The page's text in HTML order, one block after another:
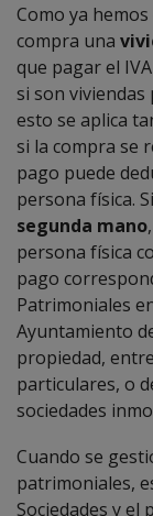
Como ya
compra una
que pagar el
si son
esto se aplica
si la compra se
pago puede
persona física.
segunda mano
persona física
pago
Patrimoniales
Ayuntamiento
propiedad,
particulares, o
sociedades
Cuando se
patrimoniales,
Sociedades y